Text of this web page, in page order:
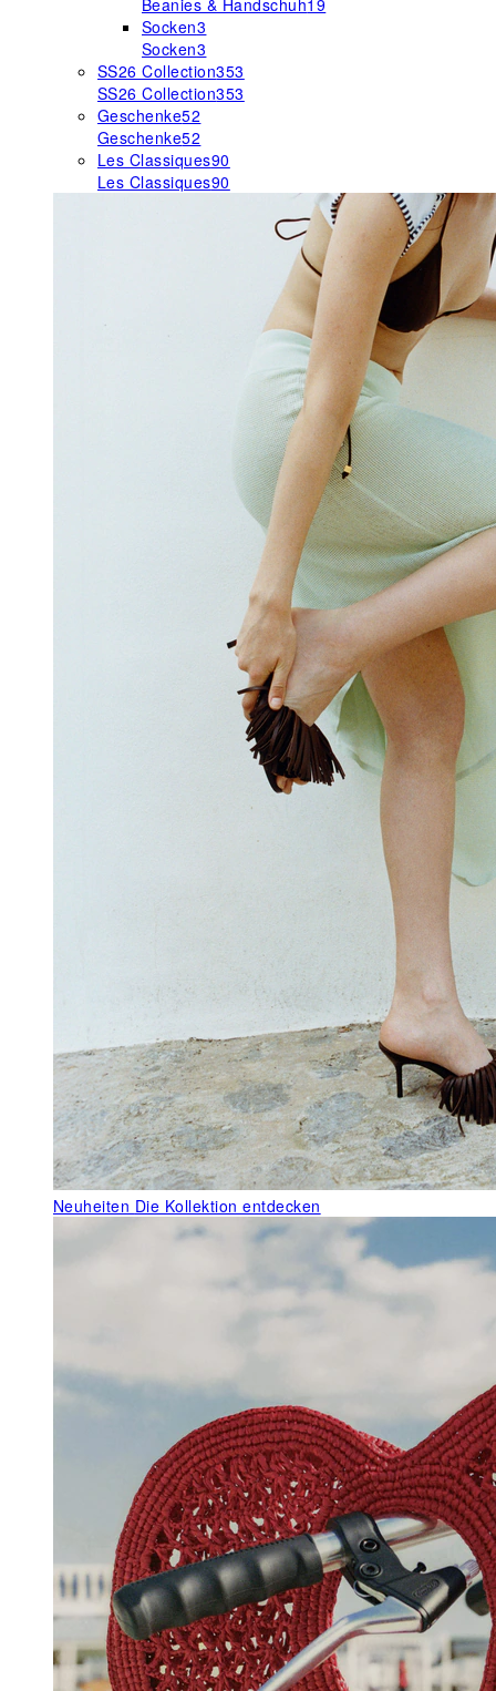
Beanies & Handschuh19
Socken3
Socken3
SS26 Collection353
SS26 Collection353
Geschenke52
Geschenke52
Les Classiques90
Les Classiques90
Neuheiten Die Kollektion entdecken